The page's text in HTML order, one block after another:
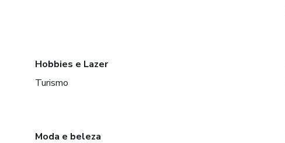
Hobbies e Lazer
Turismo
Moda e beleza